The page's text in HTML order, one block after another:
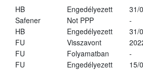
HB Engedélyezett
31/
Safener Not PPP
-
HB Engedélyezett
31/
FU Visszavont
FU Folyamatban
-
FU Engedélyezett
15/